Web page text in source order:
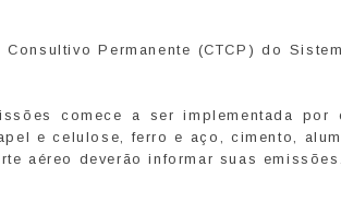
Permanente (CTCP) do
comece a ser implementada por
e celulose, ferro e aço, cimento,
aéreo deverão informar suas